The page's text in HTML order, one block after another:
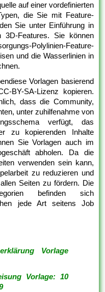
auf einer vordefinierten
die Sie mit Feature-
Sie unter Einführung in
Features. Sie können
Polylinien-Feature-
und die Wasserlinien in
Vorlagen basierend
BY-SA-Lizenz kopieren.
dass die Community,
unter zuhilfenahme von
verfügt, das
zu kopierenden Inhalte
Sie Vorlagen auch im
abholen. Da die
verwenden sein kann,
zu reduzieren und
Seiten zu fördern. Die
befinden sich
jede Art seitens Job
Vorlage
Vorlage: 10